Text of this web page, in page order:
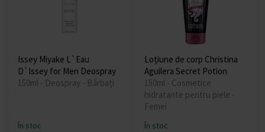
Issey Miyake L`Eau
D`Issey for Men Deospray
150ml - Deospray - Bărbați
În stoc
Loțiune de corp Christina
Aguilera Secret Potion
150ml - Cosmetice
hidratante pentru piele -
Femei
În stoc